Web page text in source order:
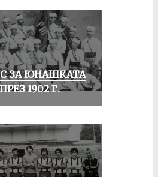
ЗА ЮНАШКАТА
1902 Г.